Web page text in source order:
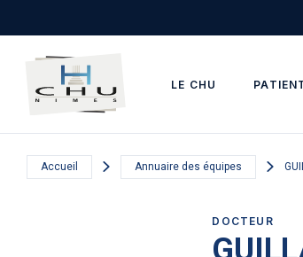
LE CHU
Accueil Annuaire des équipes
DOCTEUR